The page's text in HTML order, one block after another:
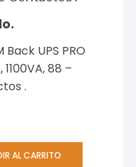
Back UPS PRO
88 –
.
AL CARRITO